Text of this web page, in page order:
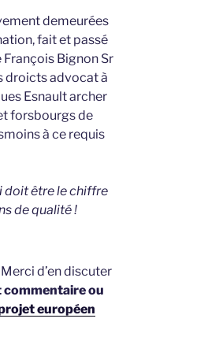
demeurées
fait et passé
Bignon Sr
droicts advocat à
Esnault archer
forsbourgs de
à ce requis
doit être le chiffre
de qualité !
Merci d’en discuter
commentaire ou
européen